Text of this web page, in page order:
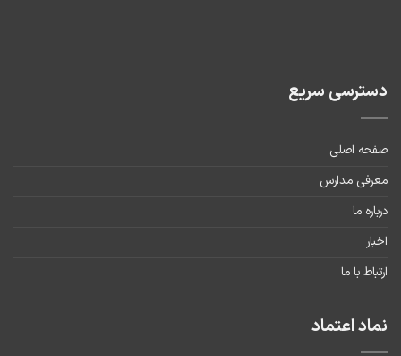
دسترسی سریع
صفحه اصلی
معرفی مدارس
درباره ما
اخبار
ارتباط با ما
نماد اعتماد